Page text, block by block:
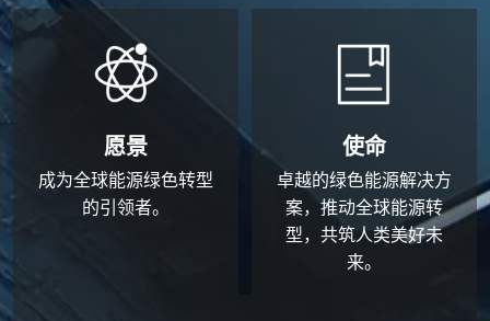
愿景
成为全球能源绿色转型
的引领者。
使命
卓越的绿色能源解决方
案，推动全球能源转
型，共筑人类美好未
来。